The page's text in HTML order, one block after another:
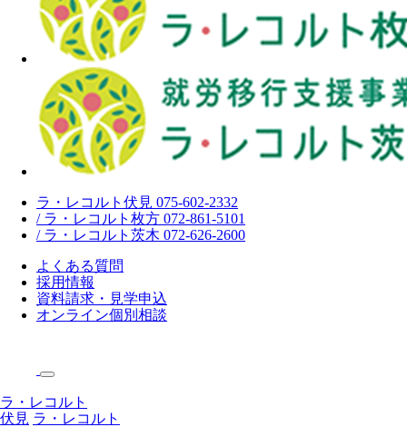
ラ・レコルト伏見 075-602-2332
/ ラ・レコルト枚方 072-861-5101
/ ラ・レコルト茨木 072-626-2600
よくある質問
採用情報
資料請求・見学申込
オンライン個別相談
ラ・レコルト
伏見 ラ・レコルト